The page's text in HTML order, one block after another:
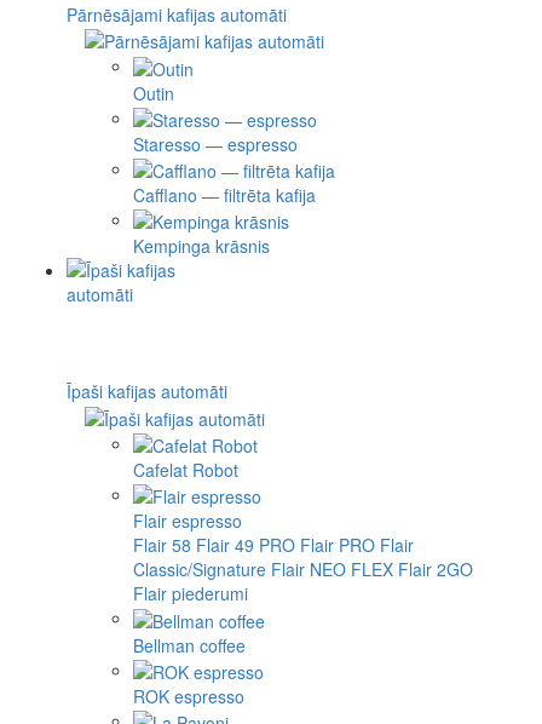
Pārnēsājami kafijas automāti
Outin
Staresso — espresso
Cafflano — filtrēta kafija
Kempinga krāsnis
Īpaši kafijas automāti
Cafelat Robot
Flair espresso
Flair 58 Flair 49 PRO Flair PRO Flair
Classic/Signature Flair NEO FLEX Flair 2GO
Flair piederumi
Bellman coffee
ROK espresso